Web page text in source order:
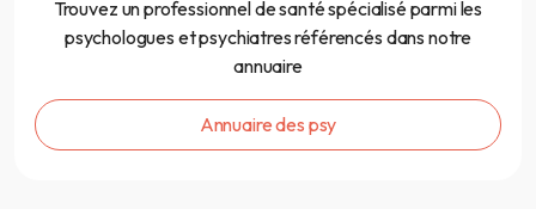
Trouvez un professionnel de santé spécialisé parmi les
psychologues et psychiatres référencés dans notre
annuaire
Annuaire des psy